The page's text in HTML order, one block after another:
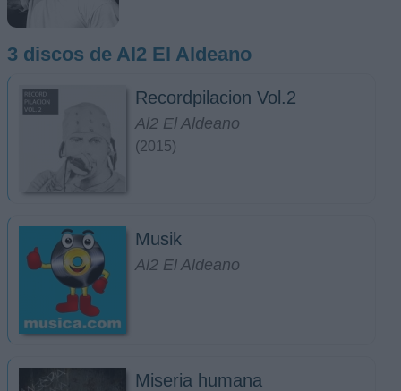
3 discos de Al2 El Aldeano
Recordpilacion Vol.2
Al2 El Aldeano
(2015)
Musik
Al2 El Aldeano
Miseria humana